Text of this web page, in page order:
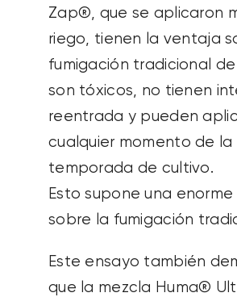
Zap®, que se aplicaron
riego, tienen la ventaja
fumigación tradicional
son tóxicos, no tienen
reentrada y pueden
cualquier momento de la
temporada de cultivo.
Esto supone una
sobre la fumigación
Este ensayo también
que la mezcla Huma®